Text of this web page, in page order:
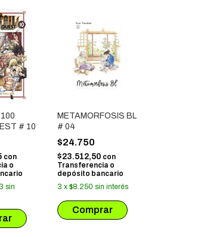
# 10
con
o
sin
METAMORFOSIS BL
# 04
$24.750
$23.512,50 con
Transferencia o
depósito bancario
3 x $8.250 sin interés